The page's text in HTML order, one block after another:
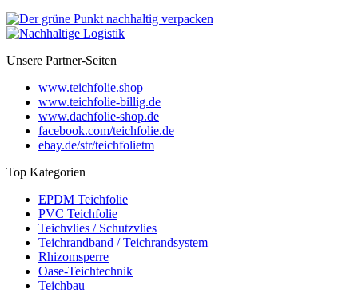
Unsere Partner-Seiten
www.teichfolie.shop
www.teichfolie-billig.de
www.dachfolie-shop.de
facebook.com/teichfolie.de
ebay.de/str/teichfolietm
Top Kategorien
EPDM Teichfolie
PVC Teichfolie
Teichvlies / Schutzvlies
Teichrandband / Teichrandsystem
Rhizomsperre
Oase-Teichtechnik
Teichbau